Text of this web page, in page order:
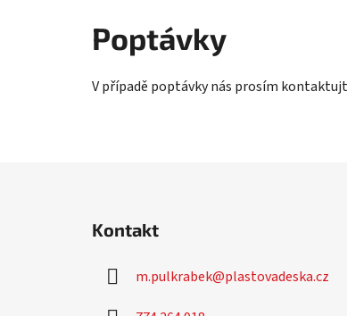
Poptávky
V případě poptávky nás prosím
Kontakt
m.pulkrabek@plastovadeska.cz